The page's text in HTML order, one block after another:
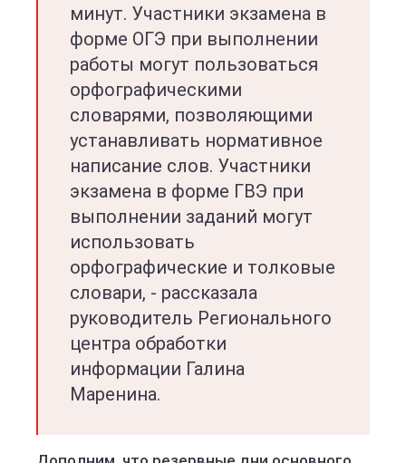
минут. Участники экзамена в
форме ОГЭ при выполнении
работы могут пользоваться
орфографическими
словарями, позволяющими
устанавливать нормативное
написание слов. Участники
экзамена в форме ГВЭ при
выполнении заданий могут
использовать
орфографические и толковые
словари, - рассказала
руководитель Регионального
центра обработки
информации Галина
Маренина.